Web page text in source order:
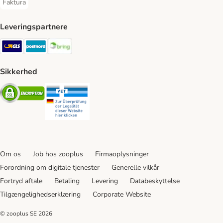
Faktura
Faktura Payment Method
Leveringspartnere
GLS Shipping Method
Postnord Shipping Method
Sikkerhed
Security
Om os Job hos zooplus
Firmaoplysninger
Forordning om digitale tjenester
Generelle vilkår
Fortryd aftale
Betaling Levering
Databeskyttelse
Tilgængelighedserklæring
Corporate Website
© zooplus SE 2026